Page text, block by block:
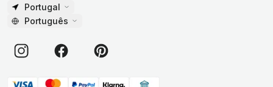
Portugal
Português